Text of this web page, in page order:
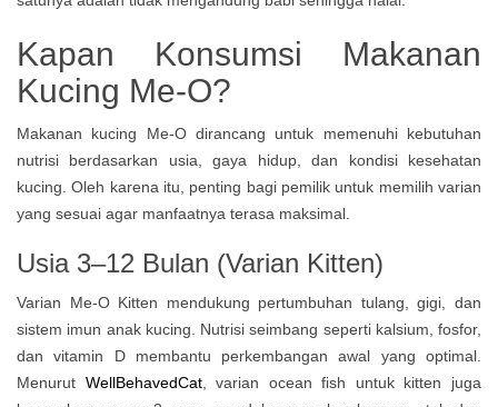
Kapan Konsumsi Makanan
Kucing Me-O?
Makanan kucing Me-O dirancang untuk memenuhi kebutuhan
nutrisi berdasarkan usia, gaya hidup, dan kondisi kesehatan
kucing. Oleh karena itu, penting bagi pemilik untuk memilih varian
yang sesuai agar manfaatnya terasa maksimal.
Usia 3–12 Bulan (Varian Kitten)
Varian Me-O Kitten mendukung pertumbuhan tulang, gigi, dan
sistem imun anak kucing. Nutrisi seimbang seperti kalsium, fosfor,
dan vitamin D membantu perkembangan awal yang optimal.
Menurut WellBehavedCat, varian ocean fish untuk kitten juga